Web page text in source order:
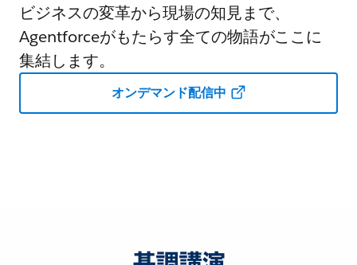
ビジネスの変革から現場の知見まで、
Agentforceがもたらす全ての物語がここに
集結します。
オンデマンド配信中